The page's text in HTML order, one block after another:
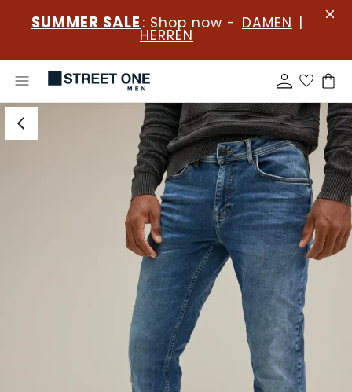
SUMMER SALE : Shop now - DAMEN |
HERREN